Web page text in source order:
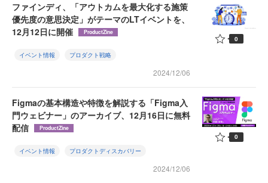
ファインディ、「アウトカムを最大化する施策
優先度の意思決定」がテーマのLTイベントを、
12月12日に開催
ProductZine
イベント情報 プロダクト戦略
2024/12/06
0
Figmaの基本構造や特徴を解説する「Figma入
門ウェビナー」のアーカイブ、12月16日に無料
配信
ProductZine
イベント情報 プロダクトディスカバリー
2024/12/06
0